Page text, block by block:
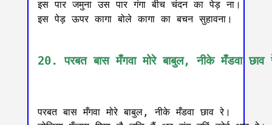
इस पार जमुना उस पार गंगा बीच चंदन का पेड़ ना।
इस पेड़ ऊपर कागा बोले कागा का बचन सुहावना।
20. परबत बास मँगवा मोरे बाबुल, नीके मँडवा छाव
परबत बास मँगवा मोरे बाबुल, नीके मँडवा छाव रे।